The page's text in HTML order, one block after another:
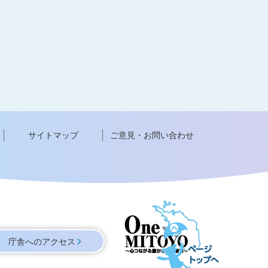
ペ
ー
ジ
サイトマップ ご意見・お問い合わせ
庁舎へのアクセス